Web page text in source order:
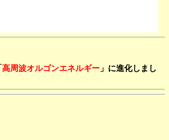
高周波オルゴンエネルギー 」に進化しまし